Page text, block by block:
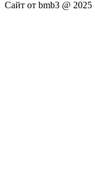
Сайт от bmb3 @ 2025